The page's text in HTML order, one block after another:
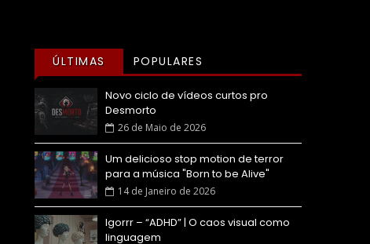
ÚLTIMAS POPULARES
Novo ciclo de vídeos curtos pro
Desmorto
26 de Maio de 2026
Um delicioso stop motion de terror
para a música "Born to be Alive"
14 de Janeiro de 2026
Igorrr – “ADHD” | O caos visual como
linguagem